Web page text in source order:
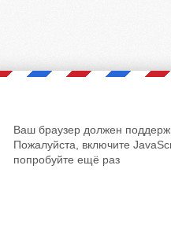
Ваш браузер должен
Пожалуйста, включите
попробуйте ещё раз